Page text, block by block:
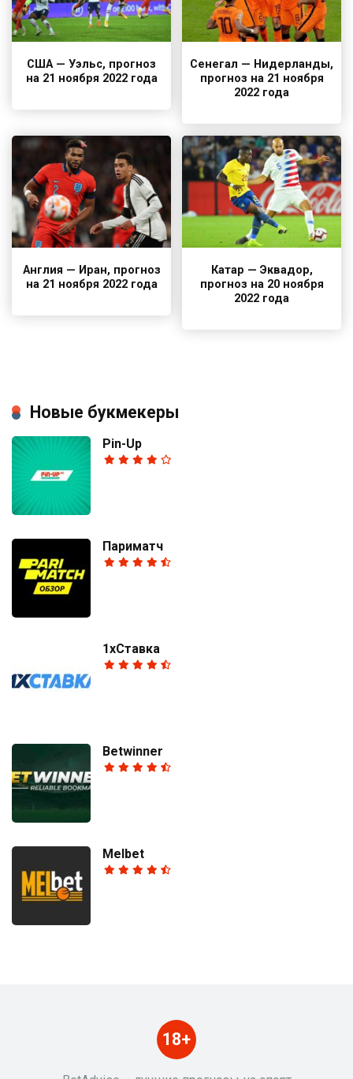
США — Уэльс, прогноз
на 21 ноября 2022 года
Сенегал — Нидерланды,
прогноз на 21 ноября
2022 года
Англия — Иран, прогноз
на 21 ноября 2022 года
Катар — Эквадор,
прогноз на 20 ноября
2022 года
Новые букмекеры
Pin-Up
Париматч
1хСтавка
Betwinner
Melbet
18+